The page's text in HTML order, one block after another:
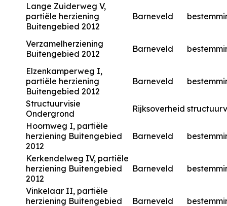
Lange Zuiderweg V,
partiële herziening
Buitengebied 2012
Barneveld
Verzamelherziening
Buitengebied 2012
Barneveld
Elzenkamperweg I,
partiële herziening
Buitengebied 2012
Barneveld
Structuurvisie
Ondergrond
Rijksoverheid
Hoornweg I, partiële
herziening Buitengebied
2012
Barneveld
Kerkendelweg IV, partiële
herziening Buitengebied
2012
Barneveld
Vinkelaar II, partiële
herziening Buitengebied
Barneveld